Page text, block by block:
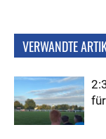
VERWANDTE